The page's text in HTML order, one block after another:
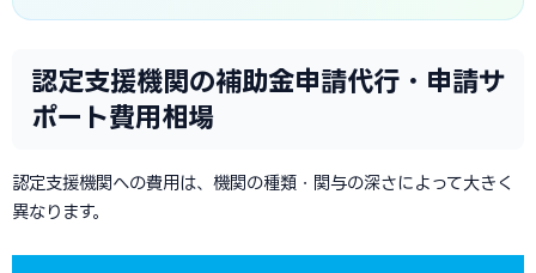
認定支援機関の補助金申請代行・申請サ
ポート費用相場
認定支援機関への費用は、機関の種類・関与の深さによって大きく
異なります。